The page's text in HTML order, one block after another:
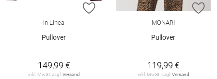
ZUR WUNSCHLISTE HINZUFÜGEN
In Linea
Pullover
149,99 €
inkl. MwSt. zzgl.Versand
MONARI
Pullover
119,99 €
inkl. MwSt. zzgl.Versand